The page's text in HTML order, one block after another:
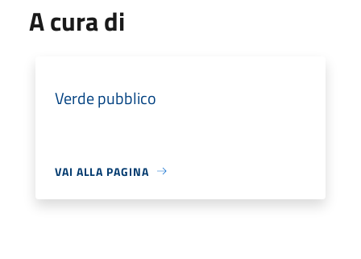
A cura di
Verde pubblico
VAI ALLA PAGINA